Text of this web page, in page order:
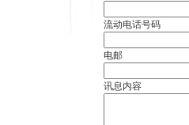
流动电话号码
电邮
讯息内容